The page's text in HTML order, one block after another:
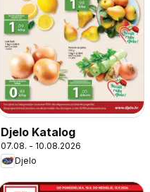
Djelo Katalog
07.08. - 10.08.2026
Djelo